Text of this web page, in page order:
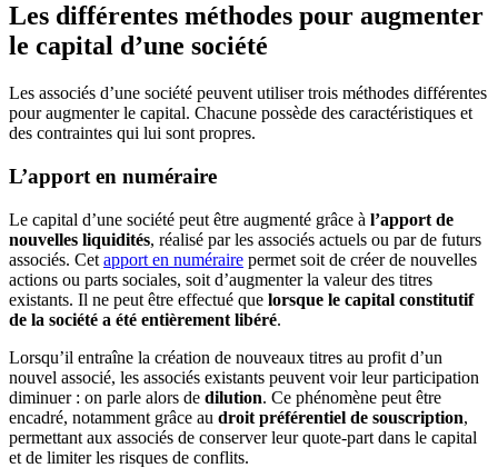
Les différentes méthodes pour augmenter
le capital d’une société
Les associés d’une société peuvent utiliser trois méthodes différentes
pour augmenter le capital. Chacune possède des caractéristiques et
des contraintes qui lui sont propres.
L’apport en numéraire
Le capital d’une société peut être augmenté grâce à l’apport de
nouvelles liquidités, réalisé par les associés actuels ou par de futurs
associés. Cet apport en numéraire permet soit de créer de nouvelles
actions ou parts sociales, soit d’augmenter la valeur des titres
existants. Il ne peut être effectué que lorsque le capital constitutif
de la société a été entièrement libéré.
Lorsqu’il entraîne la création de nouveaux titres au profit d’un
nouvel associé, les associés existants peuvent voir leur participation
diminuer : on parle alors de dilution. Ce phénomène peut être
encadré, notamment grâce au droit préférentiel de souscription,
permettant aux associés de conserver leur quote-part dans le capital
et de limiter les risques de conflits.